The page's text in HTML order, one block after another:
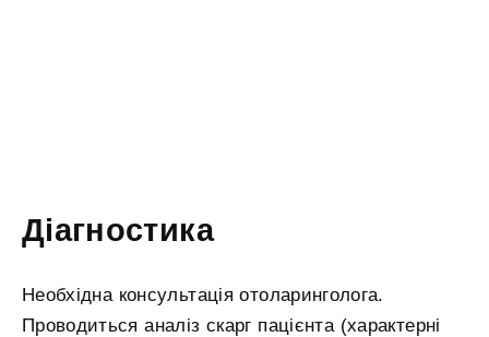
Діагностика
Необхідна консультація отоларинголога.
Проводиться аналіз скарг пацієнта (характерні